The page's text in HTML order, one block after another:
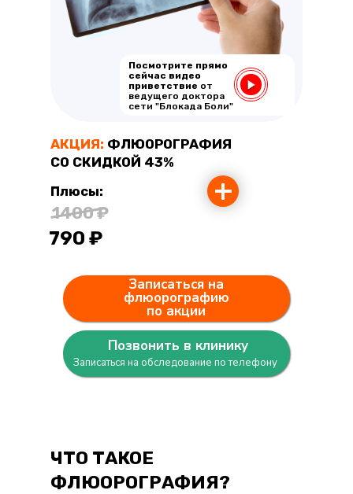
1400 ₽
790 ₽
Записаться на
флюорографию
по акции
Посмотрите прямо
сейчас видео
приветствие от
ведущего доктора
сети "Блокада Боли"
АКЦИЯ: ФЛЮОРОГРАФИЯ
СО СКИДКОЙ 43%
+
Плюсы:
Позвонить в клинику
Записаться на обследование по телефону
ЧТО ТАКОЕ
ФЛЮОРОГРАФИЯ?